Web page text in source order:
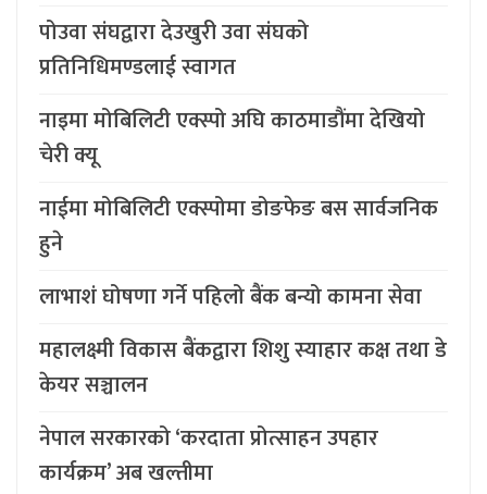
पोउवा संघद्वारा देउखुरी उवा संघको
प्रतिनिधिमण्डलाई स्वागत
नाइमा मोबिलिटी एक्स्पो अघि काठमाडौंमा देखियो
चेरी क्यू
नाईमा मोबिलिटी एक्स्पोमा डोङफेङ बस सार्वजनिक
हुने
लाभाशं घोषणा गर्ने पहिलो बैंक बन्यो कामना सेवा
महालक्ष्मी विकास बैंकद्वारा शिशु स्याहार कक्ष तथा डे
केयर सञ्चालन
नेपाल सरकारको ‘करदाता प्रोत्साहन उपहार
कार्यक्रम’ अब खल्तीमा